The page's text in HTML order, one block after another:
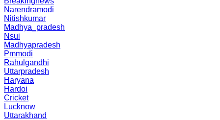
Narendramodi
Nitishkumar
Madhya_pradesh
Nsui
Madhyapradesh
Pmmodi
Rahulgandhi
Uttarpradesh
Haryana
Hardoi
Cricket
Lucknow
Uttarakhand